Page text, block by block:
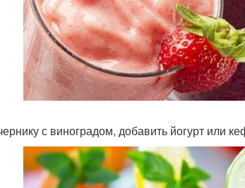
с виноградом, добавить йогурт или